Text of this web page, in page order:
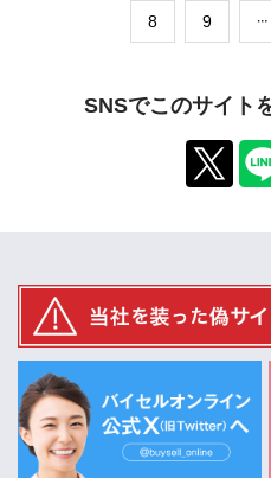
​8 ​9
SNSでこのサイト